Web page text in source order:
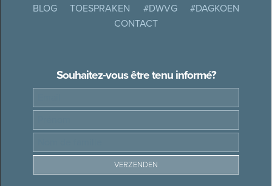
BLOG
TOESPRAKEN #DWVG
#DAGKOEN
CONTACT
Souhaitez-vous être tenu informé?